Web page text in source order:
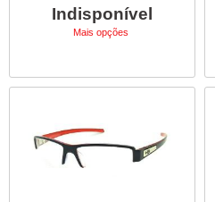
Indisponível
Mais opções